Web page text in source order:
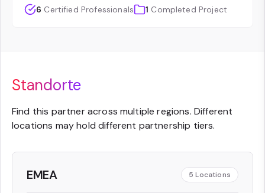
6 Certified Professionals 1 Completed Project
Standorte
Find this partner across multiple regions. Different
locations may hold different partnership tiers.
EMEA 5 Locations